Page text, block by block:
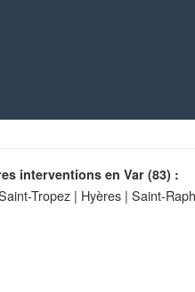
interventions en Var (83) :
Tropez | Hyères | Saint-